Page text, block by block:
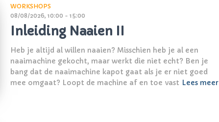
WORKSHOPS
08/08/2026, 10:00 - 15:00
Inleiding Naaien II
Heb je altijd al willen naaien? Misschien heb je al een
naaimachine gekocht, maar werkt die niet echt? Ben je
bang dat de naaimachine kapot gaat als je er niet goed
mee omgaat? Loopt de machine af en toe vast Lees meer